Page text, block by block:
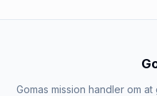
Gomas mission handler om